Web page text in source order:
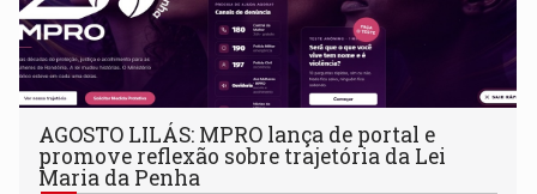
AGOSTO LILÁS: MPRO lança de portal e
promove reflexão sobre trajetória da Lei
Maria da Penha